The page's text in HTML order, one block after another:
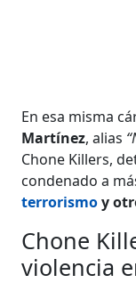
En esa misma
Martínez, alias
Chone Killers,
condenado a
terrorismoy
Chone
violencia